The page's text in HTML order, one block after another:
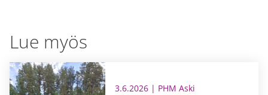
Lue myös
3.6.2026 | PHM Aski